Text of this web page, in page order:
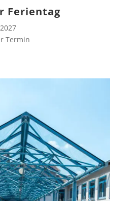
Ferientag
Termin